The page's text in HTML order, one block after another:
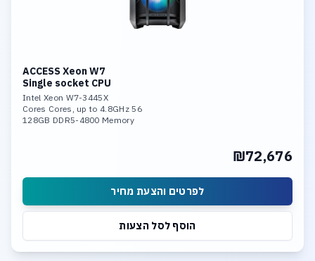
ACCESS Xeon W7
Single socket CPU
Intel Xeon W7-3445X
56 Cores Cores, up to 4.8GHz
128GB DDR5-4800 Memory
Option: 2 U.3 up to 30 TB SSD NVME Linux, 10Gb LAN₪72,676
לפרטים והצעת מחיר
הוסף לסל הצעות